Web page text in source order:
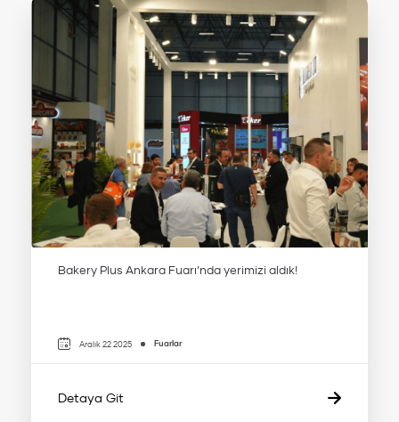
Bakery Plus Ankara Fuarı’nda yerimizi aldık!
Aralık 22 2025 Fuarlar
Detaya Git